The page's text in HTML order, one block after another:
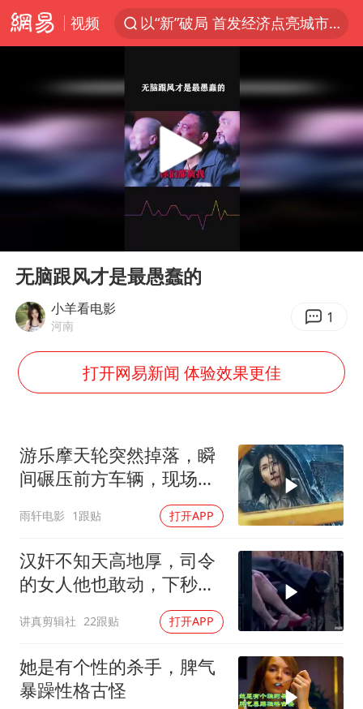
视频
以“新”破局 首发经济点亮城市消费活力
台风白海豚影响中国已成定局
看守所辅警收受10万获刑1年
U17国足1分钟轰2球
宇树科技发行价格150.80元/股
五粮液渠道价一箱上涨近百元
深圳地面沉降致车辆损坏系谣言
外交部发言人就广岛核爆81周年等答记者问
首次证实！“胶球”存在
感觉全东北都在等7号
泰国一女公务员妆容引争议 本人回应
奋进开新局 实干挑大梁
Play
无脑跟风才是最愚蠢的
小羊看电影
河南 1
打开网易新闻 体验效果更佳
游乐摩天轮突然掉落，瞬
间碾压前方车辆，现场状
雨轩电影 1跟贴 打开APP
汉奸不知天高地厚，司令
的女人他也敢动，下秒就
讲真剪辑社 22跟贴 打开APP
她是有个性的杀手，脾气
暴躁性格古怪